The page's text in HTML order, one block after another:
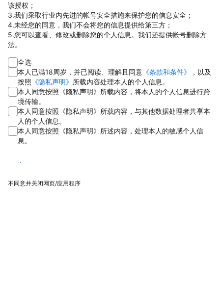
该授权；
3.我们采取行业内先进的帐号安全措施来保护您的信息安全；
4.未经您的同意，我们不会将您的信息提供给第三方；
5.您可以查看、修改或删除您的个人信息。我们还提供帐号删除方
法。
全选
本人已满18周岁，并已阅读、理解且同意 《条款和条件》
，以及
按照 《隐私声明》 所载内容处理本人的个人信息。
本人同意按照《隐私声明》所载内容，将本人的个人信息进行跨
境传输。
本人同意按照《隐私声明》所载内容，与其他数据处理者共享本
人的个人信息。
本人同意按照《隐私声明》所述内容，处理本人的敏感个人信
息。
同意
不同意并关闭网页/应用程序